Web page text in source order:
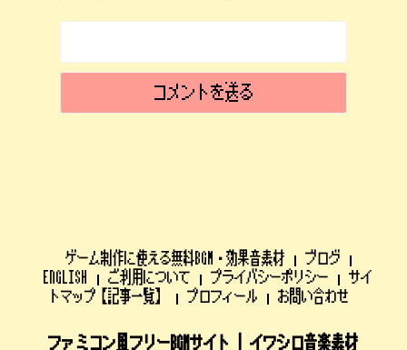
ゲーム制作に使える無料BGM・効果音素材
ブログ
ENGLISH
ご利用について プライバシーポリシー
サイ
トマップ【記事一覧】
プロフィール お問い合わせ
ファミコン風フリーBGMサイト | イワシロ音楽素材